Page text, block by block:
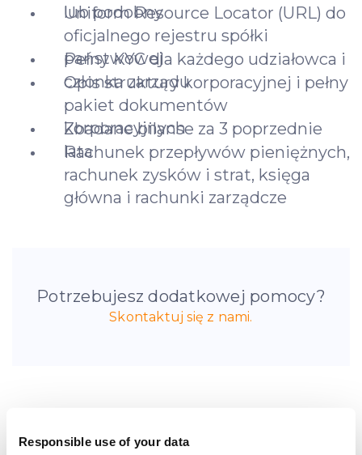
Responsible use of your data
lub podobny
Uniform Resource Locator (URL) do
oficjalnego rejestru spółki
państwowej
Pełny KYC dla każdego udziałowca i
członka zarządu
Opis struktury korporacyjnej i pełny
pakiet dokumentów
korporacyjnych
Zbadane bilanse za 3 poprzednie
lata
Rachunek przepływów pieniężnych,
rachunek zysków i strat, księga
główna i rachunki zarządcze
Potrzebujesz dodatkowej pomocy?
Skontaktuj się z nami.
Bądź pierwszy, który